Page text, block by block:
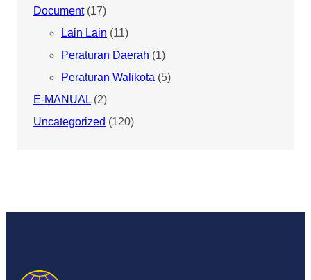
Document(17)
Lain Lain (11)
Peraturan Daerah (1)
Peraturan Walikota (5)
E-MANUAL (2)
Uncategorized (120)